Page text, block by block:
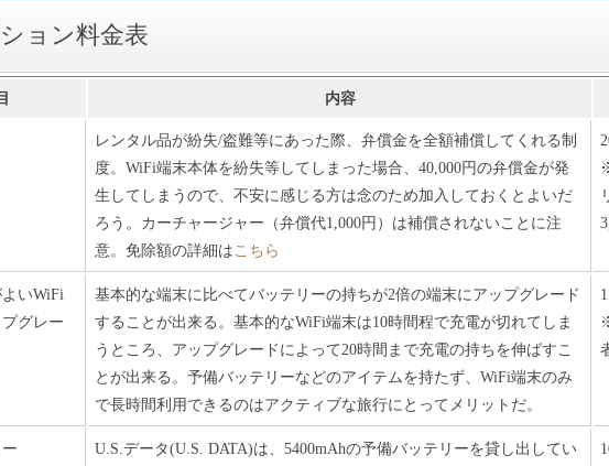
ョン料金表
内容
レンタル品が紛失/盗難等にあった際、弁償金を全額補償してくれる制
度。WiFi端末本体を紛失等してしまった場合、40,000円の弁償金が発
生してしまうので、不安に感じる方は念のため加入しておくとよいだ
ろう。カーチャージャー（弁償代1,000円）は補償されないことに注
意。免除額の詳細は こちら
いWiFi
グレー
基本的な端末に比べてバッテリーの持ちが2倍の端末にアップグレード
することが出来る。基本的なWiFi端末は10時間程で充電が切れてしま
うところ、アップグレードによって20時間まで充電の持ちを伸ばすこ
とが出来る。予備バッテリーなどのアイテムを持たず、WiFi端末のみ
で長時間利用できるのはアクティブな旅行にとってメリットだ。
U.S.データ(U.S. DATA)は、5400mAhの予備バッテリーを貸し出してい